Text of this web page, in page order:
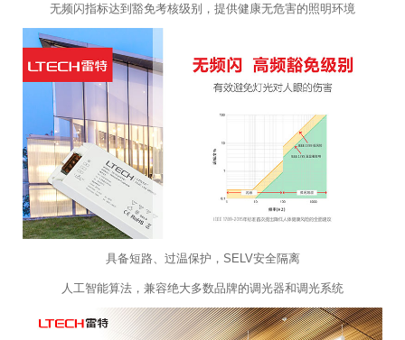
无频闪指标达到豁免考核级别，提供健康无危害的照明环境
具备短路、过温保护，SELV安全隔离
人工智能算法，兼容绝大多数品牌的调光器和调光系统